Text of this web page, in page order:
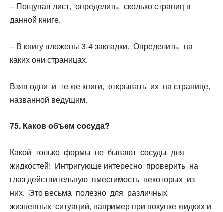
– Пощупав лист, определить, сколько страниц в
данной книге.
– В книгу вложены 3-4 закладки. Определить, на
каких они страницах.
Взяв одни и те же книги, открывать их на странице,
названной ведущим.
75. Каков объем сосуда?
Какой только формы не бывают сосуды для
жидкостей! Интригующе интересно проверить на
глаз действительную вместимость некоторых из
них. Это весьма полезно для различных
жизненных ситуаций, например при покупке жидких и